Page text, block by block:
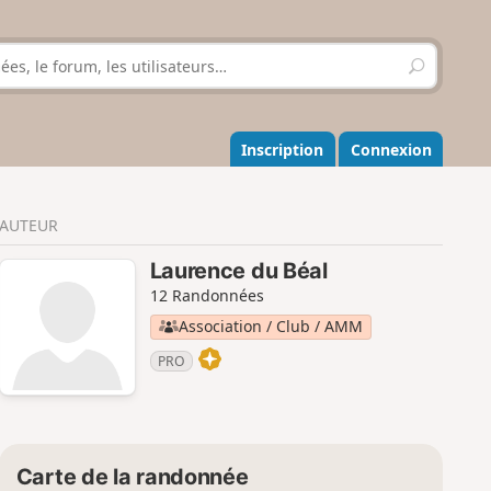
R
e
h
e
r
r
Inscription Connexion
AUTEUR
Laurence du Béal
12 Randonnées
Association / Club / AMM
PRO
Carte de la randonnée